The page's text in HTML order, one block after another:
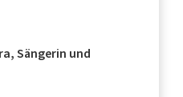
Sängerin und